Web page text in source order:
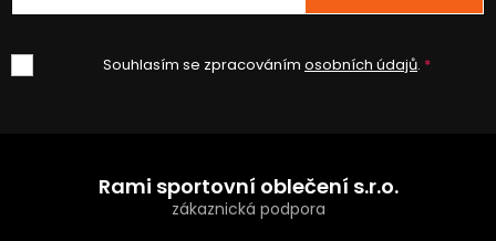
Souhlasím se zpracováním osobních údajů.
Rami sportovní oblečení s.r.o.